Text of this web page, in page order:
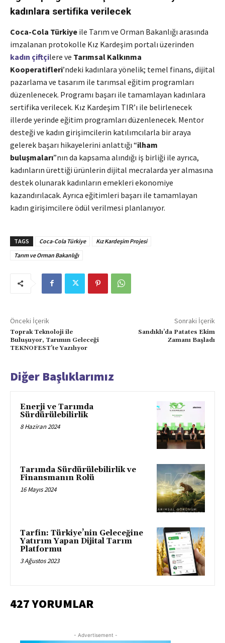
kadınlara sertifika verilecek
Coca-Cola Türkiye ile Tarım ve Orman Bakanlığı arasında
imzalanan protokolle Kız Kardeşim portalı üzerinden
kadın çiftçilere ve Tarımsal Kalkınma
Kooperatifleri’ndeki kadınlara yönelik; temel finans, dijital
pazarlama ve tasarım ile tarımsal eğitim programları
düzenlenecek. Programı başarı ile tamamlayan kadınlara
sertifika verilecek. Kız Kardeşim TIR’ı ile belirlenecek
illerde yerinde eğitim programları düzenlenecek. Mentor
desteği ve kadın girişimcilerin katılımcılarla bir araya
gelerek başarı hikayelerini anlattığı “ilham
buluşmaları”nın da kapsama alındığı iş birliği ile ayrıca,
kadınların ürettiği ürünlerin dijital mecralarda yer almasına
destek olunarak kadınların emekleri ekonomiye
kazandırılacak. Ayrıca eğitimleri başarı ile tamamlayan
kadın girişimcilere ödül verilmesi planlanıyor.
TAGS Coca-Cola Türkiye
Kız Kardeşim Projesi
Tarım ve Orman Bakanlığı
Önceki İçerik
Toprak Teknoloji ile
Buluşuyor, Tarımın Geleceği
TEKNOFEST’te Yazılıyor
Sonraki İçerik
Sandıklı’da Patates Ekim
Zamanı Başladı
Diğer Başlıklarımız
Enerji ve Tarımda
Sürdürülebilirlik
8 Haziran 2024
Tarımda Sürdürülebilirlik ve
Finansmanın Rolü
16 Mayıs 2024
Tarfin: Türkiye’nin Geleceğine
Yatırım Yapan Dijital Tarım
Platformu
3 Ağustos 2023
427 YORUMLAR
- Advertisement -